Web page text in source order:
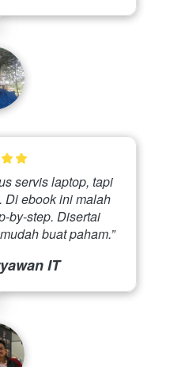
Di ebook ini malah
by-step. Disertai
buat paham.”
IT